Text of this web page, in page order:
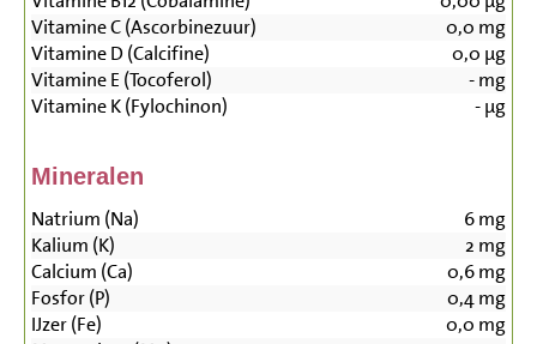
Vitamine C (Ascorbinezuur)
0,0 mg
Vitamine D (Calcifine)
0,0 µg
Vitamine E (Tocoferol)
-mg
Vitamine K (Fylochinon)
-µg
Mineralen
Natrium (Na) 6mg
Kalium (K)
2 mg
Calcium (Ca)
0,6mg
Fosfor (P)
0,4mg
IJzer (Fe)
0,0 mg